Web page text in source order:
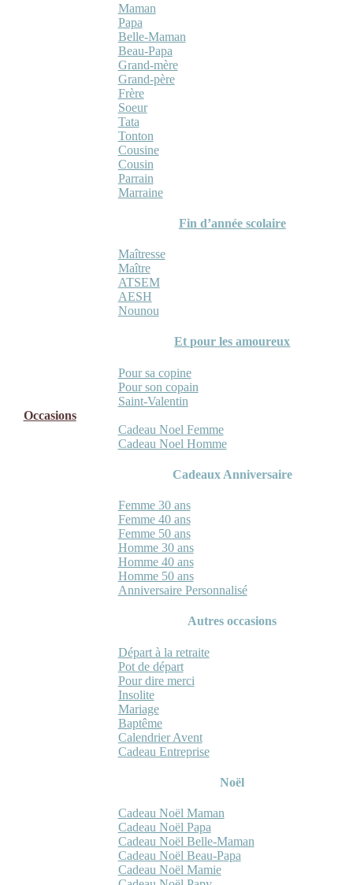
Maman
Papa
Belle-Maman
Beau-Papa
Grand-mère
Grand-père
Frère
Soeur
Tata
Tonton
Cousine
Cousin
Parrain
Marraine
Fin d’année scolaire
Maîtresse
Maître
ATSEM
AESH
Nounou
Et pour les amoureux
Pour sa copine
Pour son copain
Saint-Valentin
Occasions
Cadeau Noel Femme
Cadeau Noel Homme
Cadeaux Anniversaire
Femme 30 ans
Femme 40 ans
Femme 50 ans
Homme 30 ans
Homme 40 ans
Homme 50 ans
Anniversaire Personnalisé
Autres occasions
Départ à la retraite
Pot de départ
Pour dire merci
Insolite
Mariage
Baptême
Calendrier Avent
Cadeau Entreprise
Noël
Cadeau Noël Maman
Cadeau Noël Papa
Cadeau Noël Belle-Maman
Cadeau Noël Beau-Papa
Cadeau Noël Mamie